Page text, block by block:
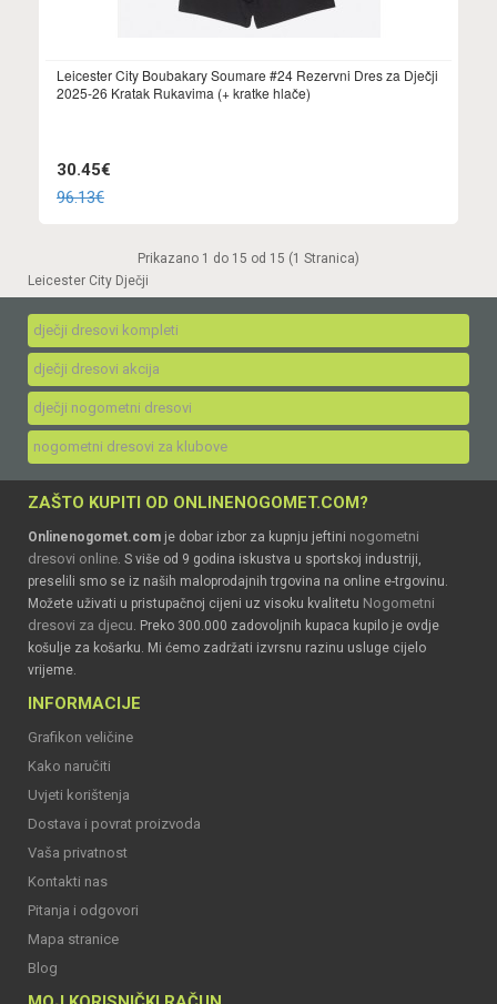
Leicester City Boubakary Soumare #24 Rezervni Dres za Dječji
2025-26 Kratak Rukavima (+ kratke hlače)
30.45€
96.13€
Prikazano 1 do 15 od 15 (1 Stranica)
Leicester City Dječji
dječji dresovi kompleti
dječji dresovi akcija
dječji nogometni dresovi
nogometni dresovi za klubove
ZAŠTO KUPITI OD ONLINENOGOMET.COM?
Onlinenogomet.com je dobar izbor za kupnju jeftini nogometni
dresovi online. S više od 9 godina iskustva u sportskoj industriji,
preselili smo se iz naših maloprodajnih trgovina na online e-trgovinu.
Možete uživati u pristupačnoj cijeni uz visoku kvalitetu Nogometni
dresovi za djecu. Preko 300.000 zadovoljnih kupaca kupilo je ovdje
košulje za košarku. Mi ćemo zadržati izvrsnu razinu usluge cijelo
vrijeme.
INFORMACIJE
Grafikon veličine
Kako naručiti
Uvjeti korištenja
Dostava i povrat proizvoda
Vaša privatnost
Kontakti nas
Pitanja i odgovori
Mapa stranice
Blog